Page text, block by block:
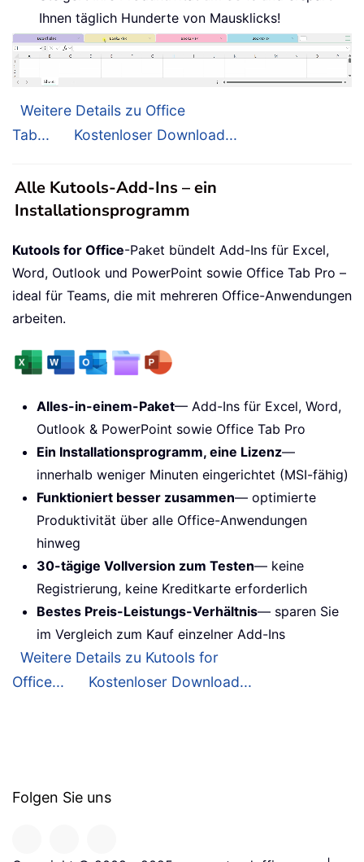
Ihnen täglich Hunderte von Mausklicks!
Weitere Details zu Office
Tab...
Kostenloser Download...
Alle Kutools-Add-Ins – ein
Installationsprogramm
Kutools for Office-Paket bündelt Add-Ins für Excel,
Word, Outlook und PowerPoint sowie Office Tab Pro –
ideal für Teams, die mit mehreren Office-Anwendungen
arbeiten.
Alles-in-einem-Paket— Add-Ins für Excel, Word,
Outlook & PowerPoint sowie Office Tab Pro
Ein Installationsprogramm, eine Lizenz—
innerhalb weniger Minuten eingerichtet (MSI-fähig)
Funktioniert besser zusammen— optimierte
Produktivität über alle Office-Anwendungen
hinweg
30-tägige Vollversion zum Testen— keine
Registrierung, keine Kreditkarte erforderlich
Bestes Preis-Leistungs-Verhältnis— sparen Sie
im Vergleich zum Kauf einzelner Add-Ins
Weitere Details zu Kutools for
Office...
Kostenloser Download...
Folgen Sie uns